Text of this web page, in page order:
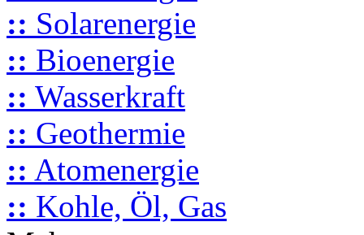
:: Solarenergie
:: Bioenergie
:: Wasserkraft
:: Geothermie
:: Atomenergie
:: Kohle, Öl, Gas